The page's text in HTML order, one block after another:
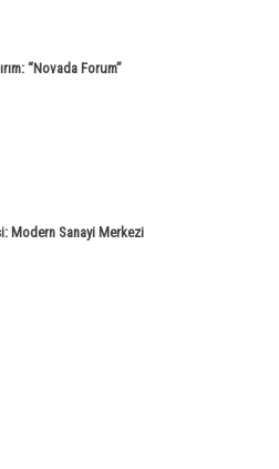
“Novada Forum”
Modern Sanayi Merkezi